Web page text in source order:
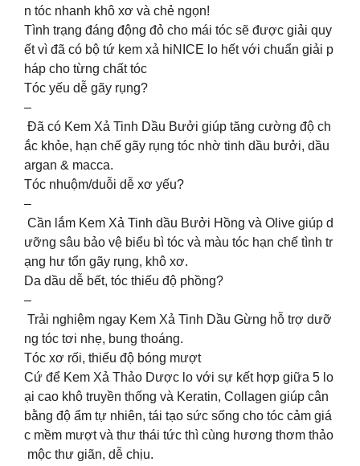
n tóc nhanh khô xơ và chẻ ngọn!
Tình trạng đáng động đỏ cho mái tóc sẽ được giải quy
ết vì đã có bộ tứ kem xả hiNICE lo hết với chuẩn giải p
háp cho từng chất tóc
Tóc yếu dễ gãy rụng?
–
Đã có Kem Xả Tinh Dầu Bưởi giúp tăng cường độ ch
ắc khỏe, hạn chế gãy rụng tóc nhờ tinh dầu bưởi, dầu
argan & macca.
Tóc nhuộm/duỗi dễ xơ yếu?
–
Cần lắm Kem Xả Tinh dầu Bưởi Hồng và Olive giúp d
ưỡng sâu bảo vệ biểu bì tóc và màu tóc hạn chế tình tr
ạng hư tổn gãy rụng, khô xơ.
Da dầu dễ bết, tóc thiếu độ phồng?
–
Trải nghiệm ngay Kem Xả Tinh Dầu Gừng hỗ trợ dưỡ
ng tóc tơi nhẹ, bung thoáng.
Tóc xơ rối, thiếu độ bóng mượt
Cứ để Kem Xả Thảo Dược lo với sự kết hợp giữa 5 lo
ại cao khô truyền thống và Keratin, Collagen giúp cân
bằng độ ẩm tự nhiên, tái tạo sức sống cho tóc cảm giá
c mềm mượt và thư thái tức thì cùng hương thơm thảo
mộc thư giãn, dễ chịu.